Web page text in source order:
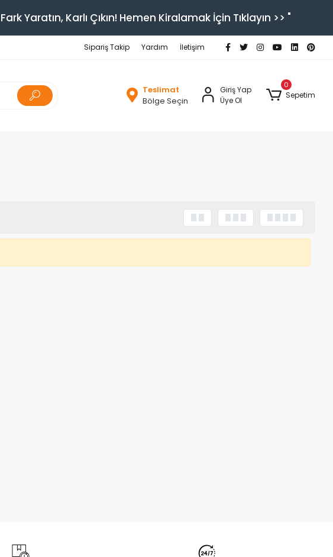
Yaratın, Karlı Çıkın! Hemen Kiralamak İçin Tıklayın >> "
Sipariş Takip Yardım İletişim
Teslimat
Bölge Seçin
Giriş Yap
Üye Ol
0
Sepetim